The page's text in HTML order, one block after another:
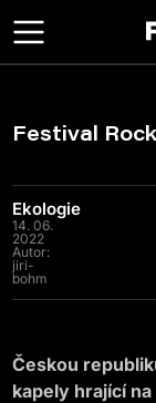
Festival
Ekologie
14. 06.
2022
Autor:
jiri-
bohm
Českou
kapely hrající